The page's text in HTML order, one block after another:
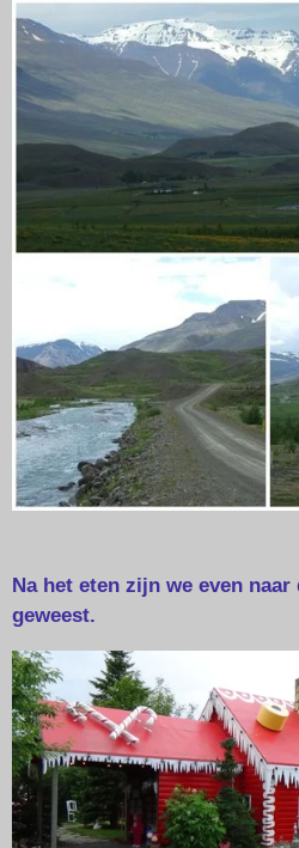
Na het eten zijn we even naar
geweest.